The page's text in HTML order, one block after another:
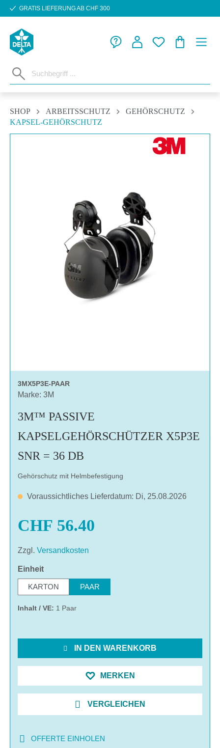
Zum Hauptinhalt springen
GRATIS LIEFERUNG AB CHF 300
SHOP ARBEITSSCHUTZ
GEHÖRSCHUTZ
KAPSEL-GEHÖRSCHUTZ
3MX5P3E-PAAR
Marke: 3M
3M™ PASSIVE
KAPSELGEHÖRSCHÜTZER X5P3E
SNR = 36 DB
Gehörschutz mit Helmbefestigung
Voraussichtliches Lieferdatum: Di, 25.08.2026
CHF 56.40
Zzgl. Versandkosten
Einheitauswählen
KARTON PAAR
Inhalt / VE: 1 Paar
IN DEN WARENKORB
MERKEN
VERGLEICHEN
OFFERTE EINHOLEN